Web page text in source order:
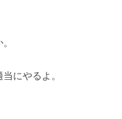
にやるよ。